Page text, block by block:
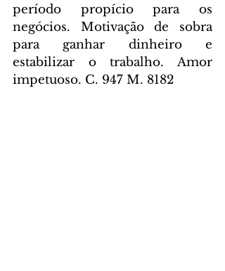
período propício para os
negócios. Motivação de sobra
para ganhar dinheiro e
estabilizar o trabalho. Amor
impetuoso. C. 947 M. 8182